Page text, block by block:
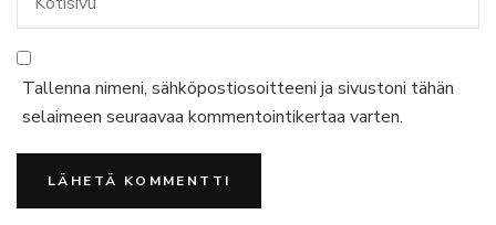
Tallenna nimeni, sähköpostiosoitteeni ja sivustoni tähän
selaimeen seuraavaa kommentointikertaa varten.